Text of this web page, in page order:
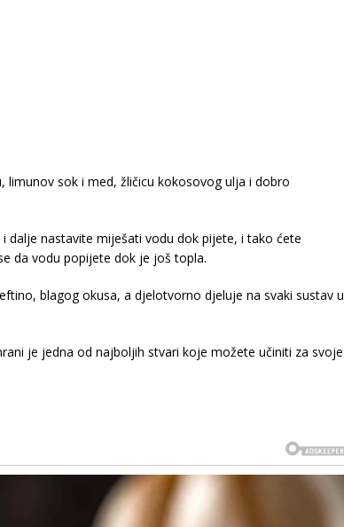
sok i med, žličicu kokosovog ulja i dobro
dalje nastavite miješati vodu dok pijete, i tako ćete
da vodu popijete dok je još topla.
blagog okusa, a djelotvorno djeluje na svaki sustav u
je jedna od najboljih stvari koje možete učiniti za svoje